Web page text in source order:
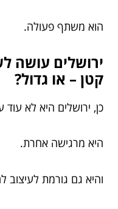
הוא משתף פעולה.
ירושלים עושה
קטן – או גדול?
כן, ירושלים היא לא עוד
היא מרגישה אחרת.
והיא גם גורמת